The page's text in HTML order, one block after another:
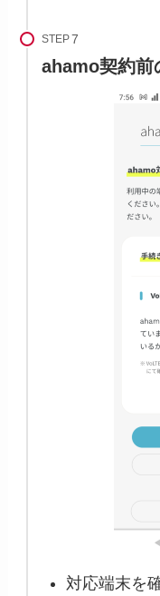
STEP
ahamo契約前
対応端末を